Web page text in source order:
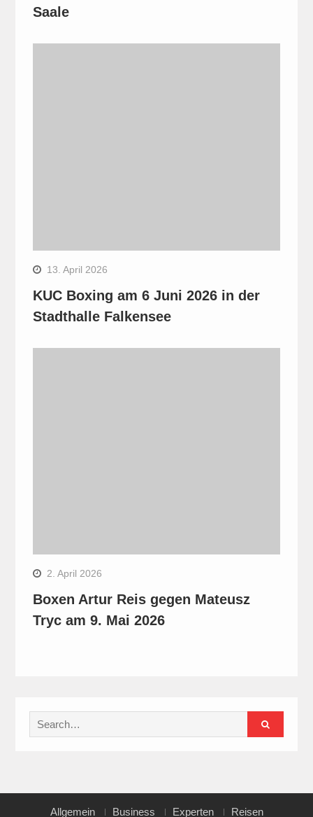
Saale
13. April 2026
KUC Boxing am 6 Juni 2026 in der
Stadthalle Falkensee
2. April 2026
Boxen Artur Reis gegen Mateusz
Tryc am 9. Mai 2026
Search
for:
Allgemein Business Experten Reisen